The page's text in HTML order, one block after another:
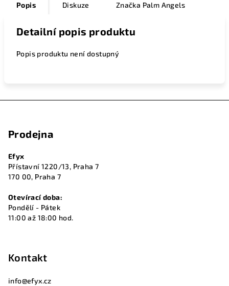
Popis Diskuze Značka Palm Angels
Detailní popis produktu
Popis produktu není dostupný
Prodejna
Efyx
Přístavní 1220/13, Praha 7
170 00, Praha 7
Otevírací doba:
Pondělí - Pátek
11:00 až 18:00 hod.
Kontakt
info@efyx.cz